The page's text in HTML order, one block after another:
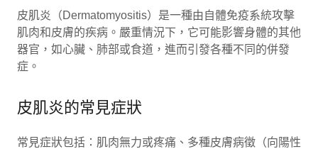
皮肌炎（Dermatomyositis）是一種由自體免疫系統攻擊
肌肉和皮膚的疾病。嚴重情況下，它可能影響身體的其他
器官，如心臟、肺部或食道，進而引發各種不同的併發
症。
皮肌炎的常見症狀
常見症狀包括：肌肉無力或疼痛、多種皮膚病徵（向陽性